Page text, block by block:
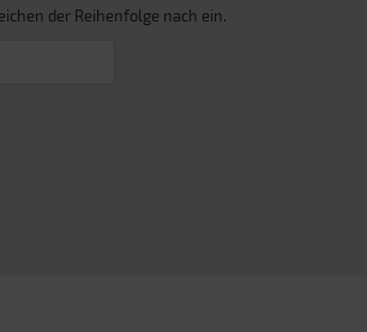
der Reihenfolge nach ein.